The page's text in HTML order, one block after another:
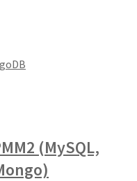
(MySQL,